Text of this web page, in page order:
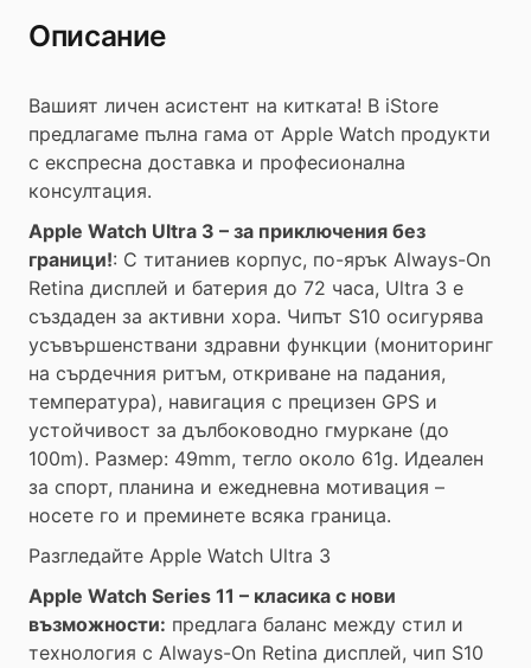
Описание
Вашият личен асистент на китката! В iStore
предлагаме пълна гама от Apple Watch продукти
с експресна доставка и професионална
консултация.
Apple Watch Ultra 3 – за приключения без
граници!: С титаниев корпус, по-ярък Always-On
Retina дисплей и батерия до 72 часа, Ultra 3 е
създаден за активни хора. Чипът S10 осигурява
усъвършенствани здравни функции (мониторинг
на сърдечния ритъм, откриване на падания,
температура), навигация с прецизен GPS и
устойчивост за дълбоководно гмуркане (до
100m). Размер: 49mm, тегло около 61g. Идеален
за спорт, планина и ежедневна мотивация –
носете го и преминете всяка граница.
Разгледайте Apple Watch Ultra 3
Apple Watch Series 11 – класика с нови
възможности: предлага баланс между стил и
технология с Always-On Retina дисплей, чип S10